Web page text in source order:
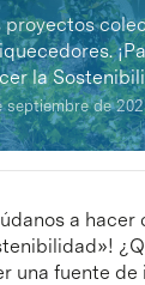
proyectos
la
septiembre de
a
una fuente de